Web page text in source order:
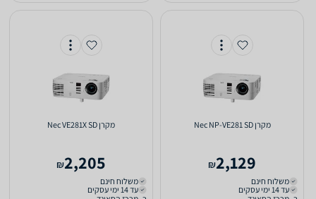
מקרן Nec NP-VE281 SD
2,129
₪
משלוח חינם
עד 14 ימי עסקים
מקרן Nec VE281X SD
2,205
₪
משלוח חינם
עד 14 ימי עסקים